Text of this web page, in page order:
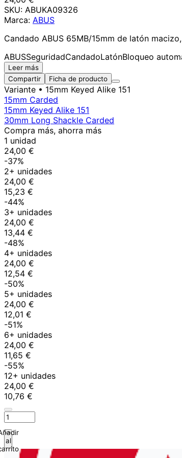
SKU: ABUKA09326
Marca: ABUS
Candado ABUS 65MB/15mm de latón
ABUSSeguridadCandadoLatónBloqueo
Leer más
Compartir
Ficha de producto
Variante • 15mm Keyed Alike 151
15mm Carded
15mm Keyed Alike 151
30mm Long Shackle Carded
Compra más, ahorra más
1 unidad
24,00 €
-37%
2+ unidades
24,00 €
15,23 €
-44%
3+ unidades
24,00 €
13,44 €
-48%
4+ unidades
24,00 €
12,54 €
-50%
5+ unidades
24,00 €
12,01 €
-51%
6+ unidades
24,00 €
11,65 €
-55%
12+ unidades
24,00 €
10,76 €
al